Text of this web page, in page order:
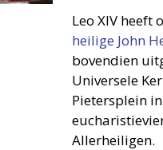
Leo XIV heeft
heilige John
bovendien
Universele
Pietersplein
Allerheiligen.